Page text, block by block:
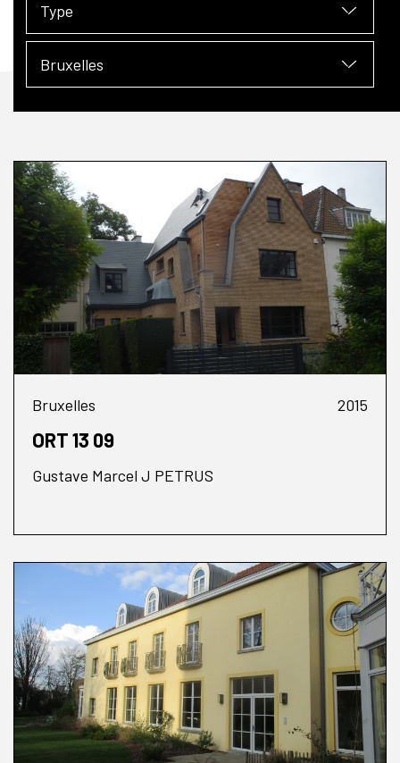
Type
Bruxelles
Bruxelles 2015
ORT 13 09
Gustave Marcel J PETRUS